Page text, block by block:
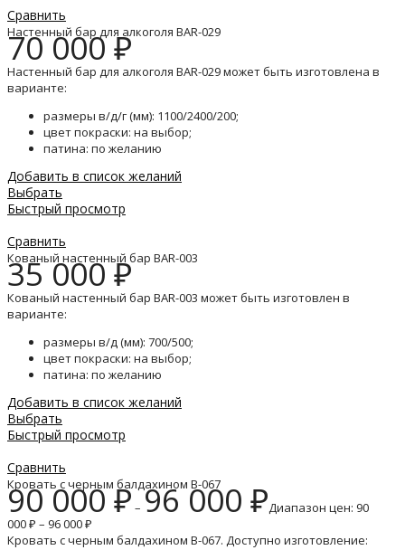
Сравнить
Настенный бар для алкоголя BAR-029
70 000₽
Настенный бар для алкоголя BAR-029 может быть изготовлена в
варианте:
размеры в/д/г (мм): 1100/2400/200;
цвет покраски: на выбор;
патина: по желанию
Добавить в список желаний
Выбрать
Быстрый просмотр
Сравнить
Кованый настенный бар BAR-003
35 000₽
Кованый настенный бар BAR-003 может быть изготовлен в
варианте:
размеры в/д (мм): 700/500;
цвет покраски: на выбор;
патина: по желанию
Добавить в список желаний
Выбрать
Быстрый просмотр
Сравнить
Кровать с черным балдахином B-067
90 000₽– 96 000 ₽Диапазон цен: 90
000 ₽ – 96 000 ₽
Кровать с черным балдахином B-067. Доступно изготовление: